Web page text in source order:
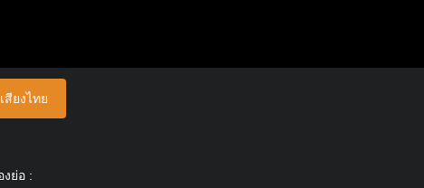
เสียงไทย
งย่อ :